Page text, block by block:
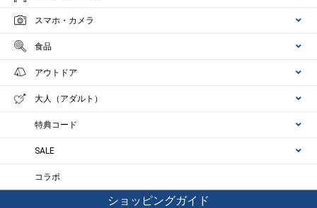
スマホ・カメラ
食品
アウトドア
大人（アダルト）
特典コード
SALE
コラボ
ショッピングガイド